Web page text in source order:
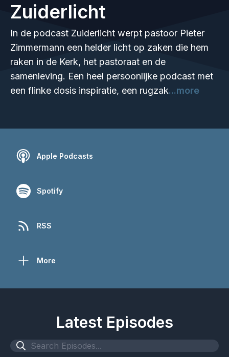
Zuiderlicht
In de podcast Zuiderlicht werpt pastoor Pieter
Zimmermann een helder licht op zaken die hem
raken in de Kerk, het pastoraat en de
samenleving. Een heel persoonlijke podcast met
een flinke dosis inspiratie, een rugzak...more
Apple Podcasts
Spotify
RSS
More
Latest Episodes